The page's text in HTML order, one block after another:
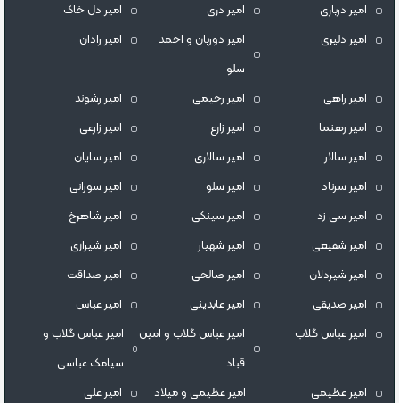
امیر درباری
امیر دری
امیر دل خاک
امیر دلیری
امیر دوربان و احمد
سلو
امیر رادان
امیر راهی امیر رحیمی
امیر رشوند
امیر رهنما
امیر زارع
امیر زارعی
امیر سالار
امیر سالاری
امیر سایان
امیر سرناد
امیر سلو
امیر سورانی
امیر سی زد
امیر سینکی
امیر شاهرخ
امیر شفیعی
امیر شهیار
امیر شیرازی
امیر شیردلان
امیر صالحی
امیر صداقت
امیر صدیقی
امیر عابدینی
امیر عباس
امیر عباس گلاب
امیر عباس گلاب و امین
قباد
امیر عباس گلاب و
سیامک عباسی
امیر عظیمی
امیر عظیمی و میلاد
امیر علی